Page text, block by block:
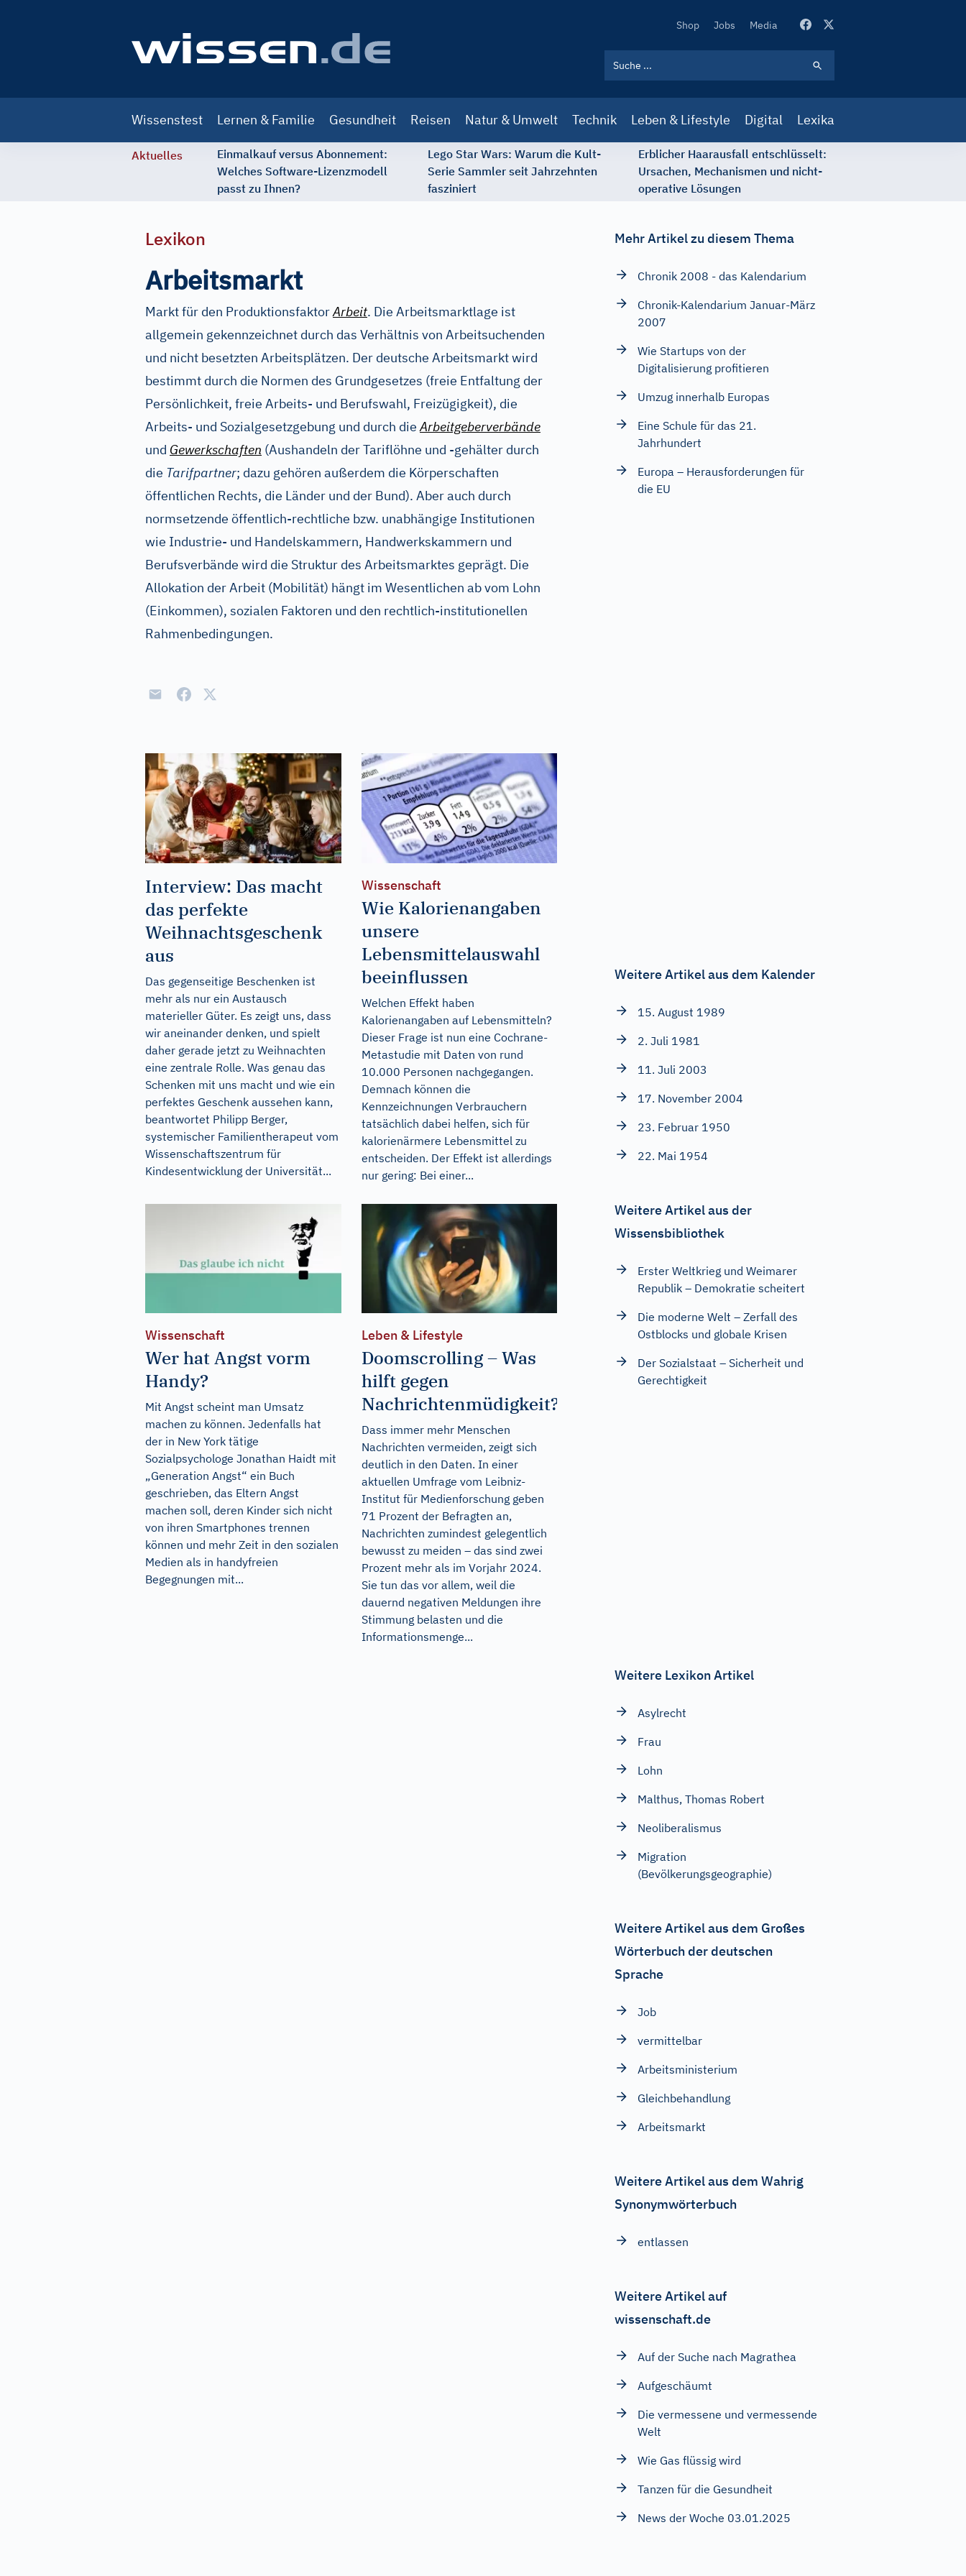
Secondary
Shop Jobs Media
navigation
Wissenstest Lernen & Familie Gesundheit Reisen Natur & Umwelt Technik Leben & Lifestyle Digital Lexika
Aktuelles
Einmalkauf versus Abonnement:
Welches Software-Lizenzmodell
passt zu Ihnen?
Lego Star Wars: Warum die Kult-
Serie Sammler seit Jahrzehnten
fasziniert
Erblicher Haarausfall entschlüsselt:
Ursachen, Mechanismen und nicht-
operative Lösungen
Lexikon
Arbeitsmarkt
Markt für den ProduktionsfaktorArbeit. Die Arbeitsmarktlage ist
allgemein gekennzeichnet durch das Verhältnis von Arbeitsuchenden
und nicht besetzten Arbeitsplätzen. Der deutsche Arbeitsmarkt wird
bestimmt durch die Normen des Grundgesetzes (freie Entfaltung der
Persönlichkeit, freie Arbeits- und Berufswahl, Freizügigkeit), die
Arbeits- und Sozialgesetzgebung und durch dieArbeitgeberverbände
und Gewerkschaften (Aushandeln der Tariflöhne und -gehälter durch
die Tarifpartner; dazu gehören außerdem die Körperschaften
öffentlichen Rechts, die Länder und der Bund). Aber auch durch
normsetzende öffentlich-rechtliche bzw. unabhängige Institutionen
wie Industrie- und Handelskammern, Handwerkskammern und
Berufsverbände wird die Struktur des Arbeitsmarktes geprägt. Die
Allokation der Arbeit (Mobilität) hängt im Wesentlichen ab vom Lohn
(Einkommen), sozialen Faktoren und den rechtlich-institutionellen
Rahmenbedingungen.
Interview: Das macht
das perfekte
Weihnachtsgeschenk
aus
Das gegenseitige Beschenken ist
mehr als nur ein Austausch
materieller Güter. Es zeigt uns, dass
wir aneinander denken, und spielt
daher gerade jetzt zu Weihnachten
eine zentrale Rolle. Was genau das
Schenken mit uns macht und wie ein
perfektes Geschenk aussehen kann,
beantwortet Philipp Berger,
systemischer Familientherapeut vom
Wissenschaftszentrum für
Kindesentwicklung der Universität...
Wissenschaft
Wie Kalorienangaben
unsere
Lebensmittelauswahl
beeinflussen
Welchen Effekt haben
Kalorienangaben auf Lebensmitteln?
Dieser Frage ist nun eine Cochrane-
Metastudie mit Daten von rund
10.000 Personen nachgegangen.
Demnach können die
Kennzeichnungen Verbrauchern
tatsächlich dabei helfen, sich für
kalorienärmere Lebensmittel zu
entscheiden. Der Effekt ist allerdings
nur gering: Bei einer...
Wissenschaft
Wer hat Angst vorm
Handy?
Mit Angst scheint man Umsatz
machen zu können. Jedenfalls hat
der in New York tätige
Sozialpsychologe Jonathan Haidt mit
„Generation Angst“ ein Buch
geschrieben, das Eltern Angst
machen soll, deren Kinder sich nicht
von ihren Smartphones trennen
können und mehr Zeit in den sozialen
Medien als in handyfreien
Begegnungen mit...
Leben & Lifestyle
Doomscrolling – Was
hilft gegen
Nachrichtenmüdigkeit?
Dass immer mehr Menschen
Nachrichten vermeiden, zeigt sich
deutlich in den Daten. In einer
aktuellen Umfrage vom Leibniz-
Institut für Medienforschung geben
71 Prozent der Befragten an,
Nachrichten zumindest gelegentlich
bewusst zu meiden – das sind zwei
Prozent mehr als im Vorjahr 2024.
Sie tun das vor allem, weil die
dauernd negativen Meldungen ihre
Stimmung belasten und die
Informationsmenge...
Mehr Artikel zu diesem Thema
Chronik 2008 - das Kalendarium
Chronik-Kalendarium Januar-März
2007
Wie Startups von der
Digitalisierung profitieren
Umzug innerhalb Europas
Eine Schule für das 21.
Jahrhundert
Europa – Herausforderungen für
die EU
Weitere Artikel aus dem Kalender
15. August 1989
2. Juli 1981
11. Juli 2003
17. November 2004
23. Februar 1950
22. Mai 1954
Weitere Artikel aus der
Wissensbibliothek
Erster Weltkrieg und Weimarer
Republik – Demokratie scheitert
Die moderne Welt – Zerfall des
Ostblocks und globale Krisen
Der Sozialstaat – Sicherheit und
Gerechtigkeit
Weitere Lexikon Artikel
Asylrecht
Frau
Lohn
Malthus, Thomas Robert
Neoliberalismus
Migration
(Bevölkerungsgeographie)
Weitere Artikel aus dem Großes
Wörterbuch der deutschen
Sprache
Job
vermittelbar
Arbeitsministerium
Gleichbehandlung
Arbeitsmarkt
Weitere Artikel aus dem Wahrig
Synonymwörterbuch
entlassen
Weitere Artikel auf
wissenschaft.de
Auf der Suche nach Magrathea
Aufgeschäumt
Die vermessene und vermessende
Welt
Wie Gas flüssig wird
Tanzen für die Gesundheit
News der Woche 03.01.2025